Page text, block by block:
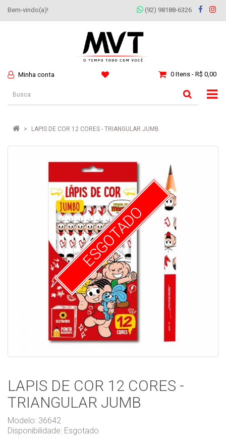
Bem-vindo(a)! (92) 98188-6326
Minha conta 0 Itens - R$ 0,00
LAPIS DE COR 12 CORES - TRIANGULAR JUMB
ESGOTADO
LAPIS DE COR 12 CORES -
TRIANGULAR JUMB
Modelo: 36642
Disponibilidade: Esgotado